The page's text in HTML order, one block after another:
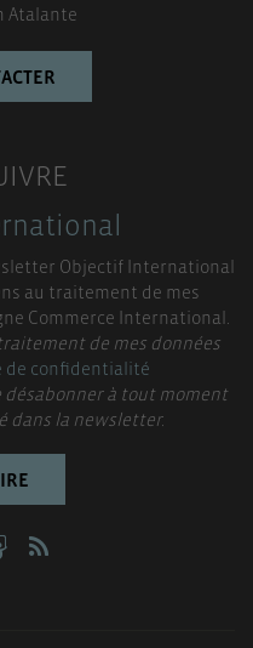
Atalante
Objectif International
au traitement de mes
Commerce International.
de mes données
de confidentialité
désabonner à tout moment
dans la newsletter.